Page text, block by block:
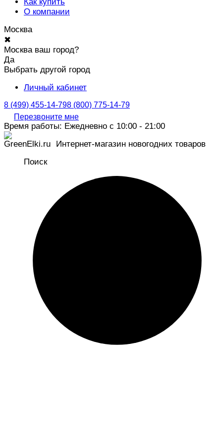
О компании
Москва
✖
Москва ваш город?
Да
Выбрать другой город
Личный кабинет
8 (499) 455-14-798 (800) 775-14-79
Перезвоните мне
Время работы: Ежедневно с 10:00 - 21:00
Интернет-магазин новогодних товаров
Поиск